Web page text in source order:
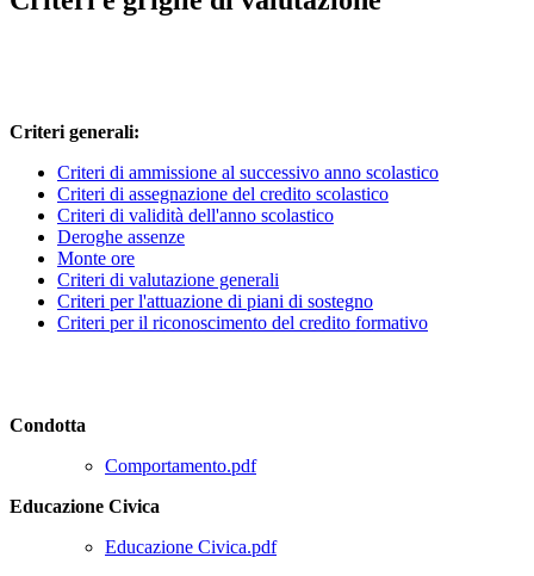
Criteri generali:
Criteri di ammissione al successivo anno scolastico
Criteri di assegnazione del credito scolastico
Criteri di validità dell'anno scolastico
Deroghe assenze
Monte ore
Criteri di valutazione generali
Criteri per l'attuazione di piani di sostegno
Criteri per il riconoscimento del credito formativo
Condotta
Comportamento.pdf
Educazione Civica
Educazione Civica.pdf